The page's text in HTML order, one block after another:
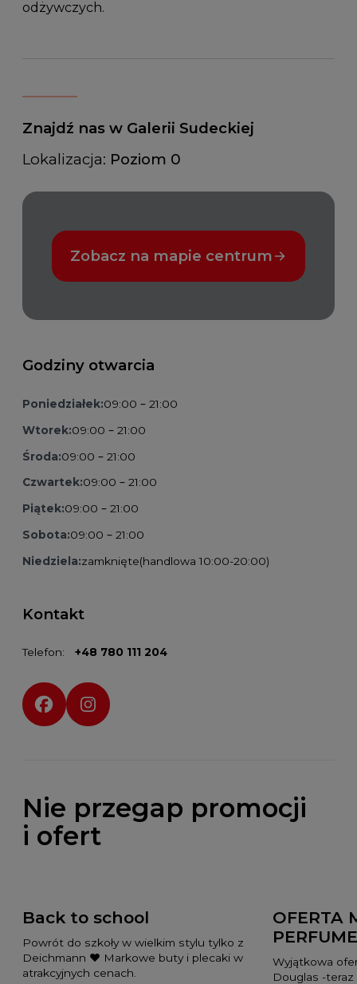
odżywczych.
Znajdź nas w Galerii Sudeckiej
Lokalizacja: Poziom 0
Zobacz na mapie centrum
Godziny otwarcia
Poniedziałek:09:00 – 21:00
Wtorek:09:00 – 21:00
Środa:09:00 – 21:00
Czwartek:09:00 – 21:00
Piątek:09:00 – 21:00
Sobota:09:00 – 21:00
Niedziela:zamknięte(handlowa 10:00-20:00)
Kontakt
Telefon: +48 780 111 204
Social media:
Nie przegap promocji
i ofert
Back to school
Powrót do szkoły w wielkim stylu tylko z
Deichmann ❤️ Markowe buty i plecaki w
atrakcyjnych cenach.
OFERTA
Wyjątkowa
Douglas -